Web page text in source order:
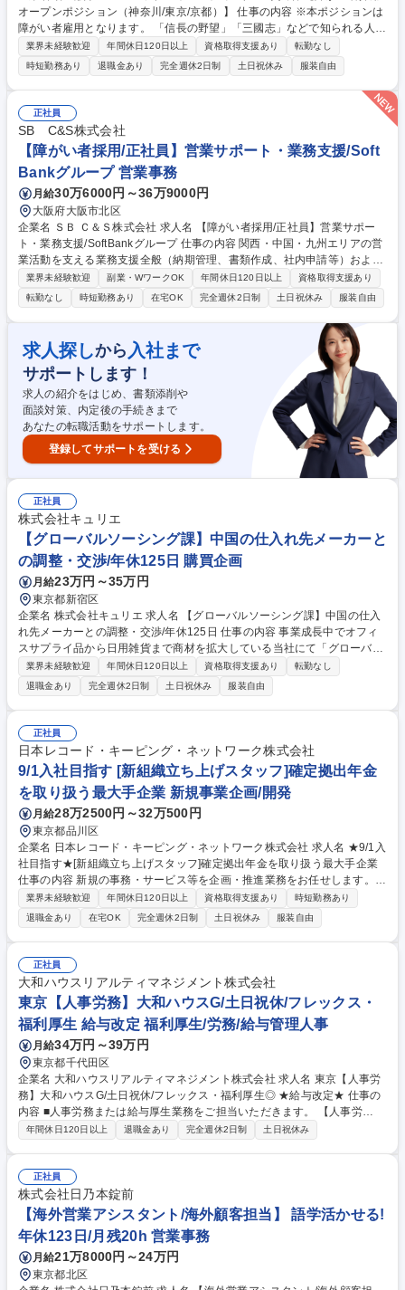
オープンポジション（神奈川/東京/京都）】 仕事の内容 ※本ポジションは
障がい者雇用となります。 「信長の野望」「三國志」などで知られる人気
ゲームタイトルを数多く手掛ける当社にて、オープンポジションとなりま
す。 候補者のご経験やご希望に合わせて業務内容を検討しますので、幅広
いポジションにて募集いたします。 【ポジション一覧】■一般事務■社内
システムエンジニア■ゲームプログラマー■ゲームプランナー■CGデザイナ
ー■サウンドクリエイター 募集職種 【障がい者採用/オープンポジション
（神奈川/東京/京都）】
業界未経験歓迎 年間休日120日以上 資格取得支援あり
転勤なし
時短勤務あり
退職金あり 完全週休2日制 土日祝休み 服装自由
正社員
SB C&S株式会社
【障がい者採用/正社員】営業サポート・業務支援/Soft
Bankグループ 営業事務
月給30万6000円～36万9000円
大阪府大阪市北区
企業名 ＳＢ Ｃ＆Ｓ株式会社 求人名 【障がい者採用/正社員】営業サポー
ト・業務支援/SoftBankグループ 仕事の内容 関西・中国・九州エリアの営
業活動を支える業務支援全般（納期管理、書類作成、社内申請等）および
AIツールを活用した業務効率化・プロセス改善、マニュアル整備等をお任
せします。 【詳細】営業支援業務（シリアル取得、納期調整、メーカー出
荷報告）/納期回答・納期管理/納品書・請求書等の書類作成・発行/押印申
請等の社内申請業務/各種事務・庶務業務/AIツールを活用した業務効率
化・業務改善/業務の標準化・マニュアル整備 【働き方】TeamsやGoogle
Chatを中心にコミュニケーションを実施しており、業務に慣れた後は週1
～2日程度の在宅勤務も可能です。 募集職種 【障がい者採用/正社員】営
業サポート・業務支援/SoftBankグループ
業界未経験歓迎 副業・WワークOK 年間休日120日以上
資格取得支援あり
転勤なし
時短勤務あり 在宅OK 完全週休2日制 土日祝休み 服装自由
求人探しから 入社まで
サポートします！
求人の紹介をはじめ、書類添削や
面談対策、内定後の手続きまで
あなたの転職活動をサポートします。
登録してサポートを受ける
正社員
株式会社キュリエ
【グローバルソーシング課】中国の仕入れ先メーカーと
の調整・交渉/年休125日 購買企画
月給23万円～35万円
東京都新宿区
企業名 株式会社キュリエ 求人名 【グローバルソーシング課】中国の仕入
れ先メーカーとの調整・交渉/年休125日 仕事の内容 事業成長中でオフィ
スサプライ品から日用雑貨まで商材を拡大している当社にて「グローバル
ソーシング課」のメンバーとして、日中間の貿易・通関業務をお願いいた
します。 【業務内容】 ■中国を中心とした海外仕入先とのやり取り（発
注・納期調整・品質確認など） ■貿易／通関業務全般 ■社内関連部署との
連携（商品マスタ登録、販売スケジュール調整等） ■商品不良／返品など
の対応、再発防止の調整 ■商品マスタや在庫管理 募集職種 【グローバル
ソーシング課】中国の仕入れ先メーカーとの調整・交渉/年休125日
業界未経験歓迎 年間休日120日以上 資格取得支援あり
転勤なし
退職金あり
完全週休2日制 土日祝休み 服装自由
正社員
日本レコード・キーピング・ネットワーク株式会社
9/1入社目指す [新組織立ち上げスタッフ]確定拠出年金
を取り扱う最大手企業 新規事業企画/開発
月給28万2500円～32万500円
東京都品川区
企業名 日本レコード・キーピング・ネットワーク株式会社 求人名 ★9/1入
社目指す★[新組織立ち上げスタッフ]確定拠出年金を取り扱う最大手企業
仕事の内容 新規の事務・サービス等を企画・推進業務をお任せします。具
体的には運用関連運営管理機関とNRKとの役割分担を見直し、NRK自体
がDCを導入する事業会社に対して、DC事務を支援するサービスを事業化
していきます。 【具体的には】■新組織におけるDC事務フローの設計 ■各
種のマニュアル類や対外説明資料の作成 ■新組織立ち上げ後、軌道に乗せ
るための事業推進 【入社直後の業務内容】入社後1年程度は業務戦略課兼
東京業務課所属となり、新しい事務サービスについて一定の理解を深めて
いただきながら、主には東京業務課にて加入登録や拠出金の事務等を中心
に実務の経験を重ねていただきます。 募集職種 ★9/1入社目指す★[新組織
立ち上げスタッフ]確定拠出年金を取り扱う最大手企業
業界未経験歓迎 年間休日120日以上 資格取得支援あり
時短勤務あり
退職金あり
在宅OK 完全週休2日制 土日祝休み 服装自由
正社員
大和ハウスリアルティマネジメント株式会社
東京【人事労務】大和ハウスG/土日祝休/フレックス・
福利厚生 給与改定 福利厚生/労務/給与管理人事
月給34万円～39万円
東京都千代田区
企業名 大和ハウスリアルティマネジメント株式会社 求人名 東京【人事労
務】大和ハウスG/土日祝休/フレックス・福利厚生◎ ★給与改定★ 仕事の
内容 ■人事労務または給与厚生業務をご担当いただきます。 【人事労
務】・社会保険の手続き・入社関連業務・健康診断の運営・安全衛生関
末調整業務、住民税関連業務・福利厚生業務の運営・各種手当審査・慶弔
関連・入退職業務・DBDC加入・喪失・変形労働を含めた勤怠確認等 募集
職種 東京【人事労務】大和ハウスG/土日祝休/フレックス・福利厚生◎ ★
給与改定★
年間休日120日以上 退職金あり 完全週休2日制 土日祝休み
正社員
株式会社日乃本錠前
【海外営業アシスタント/海外顧客担当】 語学活かせる!
年休123日/月残20h 営業事務
月給21万8000円～24万円
東京都北区